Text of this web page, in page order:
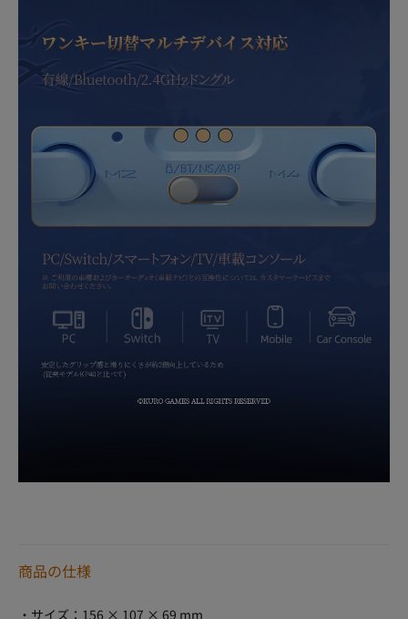
商品の仕様
・サイズ：156 × 107 × 69 mm